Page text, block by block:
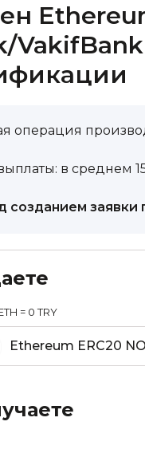
операция
в среднем
созданием заявки
= 0 TRY
Ethereum ERC20 NO